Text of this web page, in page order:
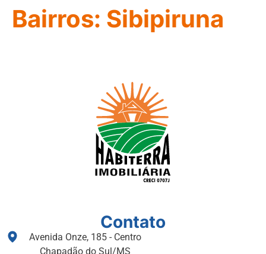
Bairros: Sibipiruna
Contato
Avenida Onze, 185 - Centro
Chapadão do Sul/MS